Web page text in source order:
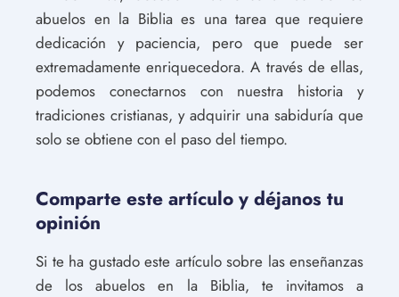
abuelos en la Biblia es una tarea que requiere
dedicación y paciencia, pero que puede ser
extremadamente enriquecedora. A través de ellas,
podemos conectarnos con nuestra historia y
tradiciones cristianas, y adquirir una sabiduría que
solo se obtiene con el paso del tiempo.
Comparte este artículo y déjanos tu
opinión
Si te ha gustado este artículo sobre las enseñanzas
de los abuelos en la Biblia, te invitamos a